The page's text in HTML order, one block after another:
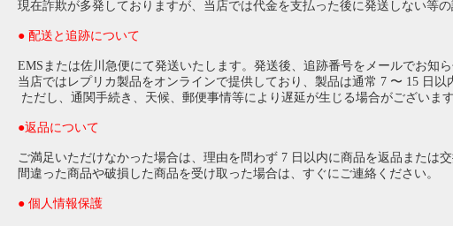
現在詐欺が多発しておりますが、当店では代金を支払った後に発送しない等
● 配送と追跡について
EMSまたは佐川急便にて発送いたします。発送後、追跡番号をメールでお知ら
当店ではレプリカ製品をオンラインで提供しており、製品は通常 7 〜 15 日以
ただし、通関手続き、天候、郵便事情等により遅延が生じる場合がございます
●返品について
ご満足いただけなかった場合は、理由を問わず 7 日以内に商品を返品または交
間違った商品や破損した商品を受け取った場合は、すぐにご連絡ください。
● 個人情報保護